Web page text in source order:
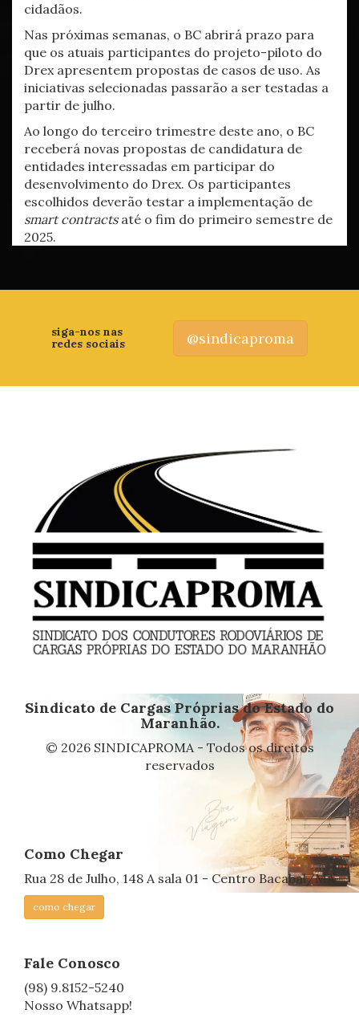
cidadãos.
Nas próximas semanas, o BC abrirá prazo para
que os atuais participantes do projeto-piloto do
Drex apresentem propostas de casos de uso. As
iniciativas selecionadas passarão a ser testadas a
partir de julho.
Ao longo do terceiro trimestre deste ano, o BC
receberá novas propostas de candidatura de
entidades interessadas em participar do
desenvolvimento do Drex. Os participantes
escolhidos deverão testar a implementação de
smart contractsaté o fim do primeiro semestre de
2025.
siga-nos nas
redes sociais
@sindicaproma
Sindicato de Cargas Próprias do Estado do
Maranhão.
© 2026 SINDICAPROMA - Todos os direitos
reservados
Como Chegar
Rua 28 de Julho, 148 A sala 01 - Centro Bacabal/MA
como chegar
Fale Conosco
(98) 9.8152-5240
Nosso Whatsapp!